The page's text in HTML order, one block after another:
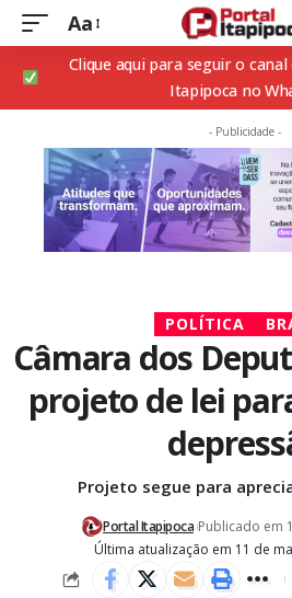
Aa
Clique aqui para seguir o
Itapipoca no
- Publicidade -
POLÍTICA
Câmara dos
projeto de lei
Projeto segue para
Última atualização em 11 de
Portal Itapipoca Publicado em